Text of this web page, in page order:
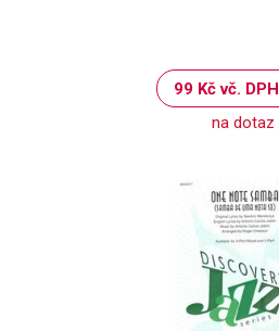
99 Kč vč. DPH
na dotaz